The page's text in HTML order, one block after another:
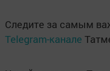
Следите за самым
Telegram-канале